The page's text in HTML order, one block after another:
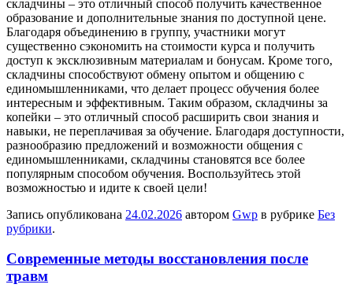
складчины – это отличный способ получить качественное
образование и дополнительные знания по доступной цене.
Благодаря объединению в группу, участники могут
существенно сэкономить на стоимости курса и получить
доступ к эксклюзивным материалам и бонусам. Кроме того,
складчины способствуют обмену опытом и общению с
единомышленниками, что делает процесс обучения более
интересным и эффективным. Таким образом, складчины за
копейки – это отличный способ расширить свои знания и
навыки, не переплачивая за обучение. Благодаря доступности,
разнообразию предложений и возможности общения с
единомышленниками, складчины становятся все более
популярным способом обучения. Воспользуйтесь этой
возможностью и идите к своей цели!
Запись опубликована 24.02.2026 автором Gwp в рубрике Без
рубрики.
Современные методы восстановления после
травм